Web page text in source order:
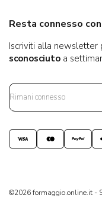
Resta connesso
Iscriviti alla newsletter
sconosciuto a
©2026 formaggio.online.it -